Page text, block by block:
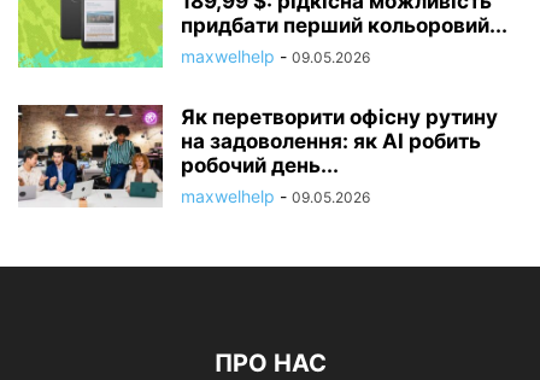
придбати перший кольоровий...
maxwelhelp - 09.05.2026
Як перетворити офісну рутину
на задоволення: як AI робить
робочий день...
maxwelhelp - 09.05.2026
ПРО НАС